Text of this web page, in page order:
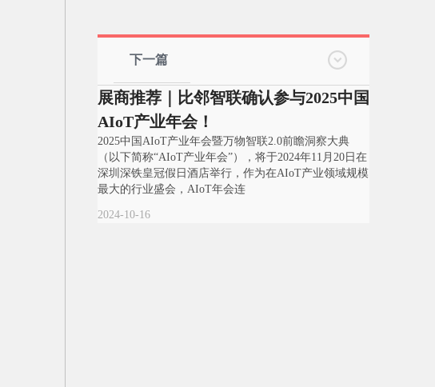
下一篇
展商推荐｜比邻智联确认参与2025中国
AIoT产业年会！
2025中国AIoT产业年会暨万物智联2.0前瞻洞察大典
（以下简称“AIoT产业年会”），将于2024年11月20日在
深圳深铁皇冠假日酒店举行，作为在AIoT产业领域规模
最大的行业盛会，AIoT年会连
2024-10-16